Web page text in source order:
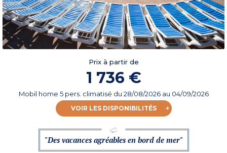
Prix à partir de
1 736 €
Mobil home 5 pers. climatisé du 28/08/2026au 04/09/2026
VOIR LES DISPONIBILITÉS
"Des vacances agréables en bord de mer"